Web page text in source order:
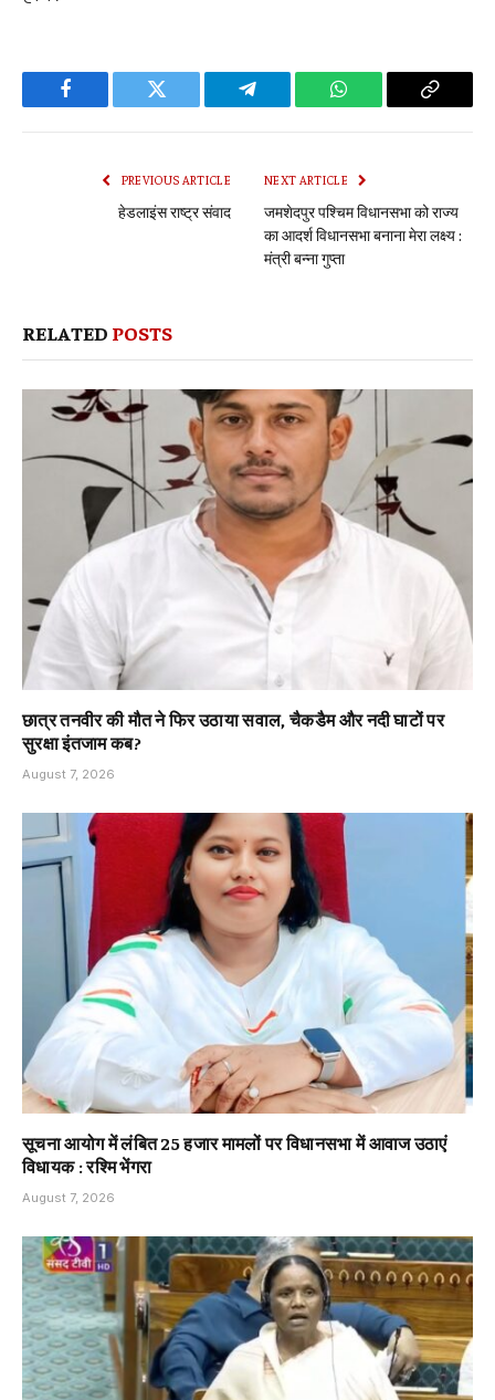
Facebook Twitter Telegram WhatsApp Copy
PREVIOUS ARTICLE
हेडलाइंस राष्ट्र संवाद
NEXT ARTICLE
जमशेदपुर पश्चिम विधानसभा को राज्य
का आदर्श विधानसभा बनाना मेरा लक्ष्य :
मंत्री बन्ना गुप्ता
RELATED POSTS
छात्र तनवीर की मौत ने फिर उठाया सवाल, चैकडैम और नदी घाटों पर
सुरक्षा इंतजाम कब?
August 7, 2026
सूचना आयोग में लंबित 25 हजार मामलों पर विधानसभा में आवाज उठाएं
विधायक : रश्मि भेंगरा
August 7, 2026